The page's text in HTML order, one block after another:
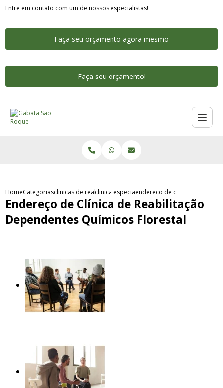
Entre em contato com um de nossos especialistas!
Faça seu orçamento agora mesmo
Faça seu orçamento!
HomeCategoriasclinicas de reabilitacao para dependentes quimicos
clinica especialista na reabilitacao de
endereco de clinica de
Endereço de Clínica de Reabilitação
Dependentes Químicos Florestal